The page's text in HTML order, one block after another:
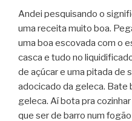
Andei pesquisando o
uma receita muito boa.
uma boa escovada com o
casca e tudo no
de açúcar e uma pitada de
adocicado da geleca. Bate
geleca. Aí bota pra
que ser de barro num